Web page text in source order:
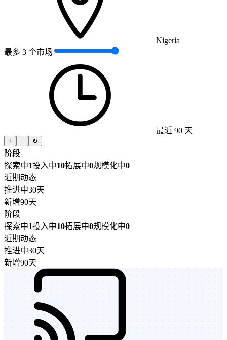
Nigeria
最多 3 个市场
最近 90 天
+ − ↻
阶段
探索中1投入中10拓展中0规模化中0
近期动态
推进中30天
新增90天
阶段
探索中1投入中10拓展中0规模化中0
近期动态
推进中30天
新增90天